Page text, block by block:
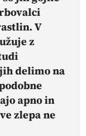
V
z
delimo na
apno in
zlepa ne